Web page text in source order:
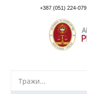
+387 (051) 224-079